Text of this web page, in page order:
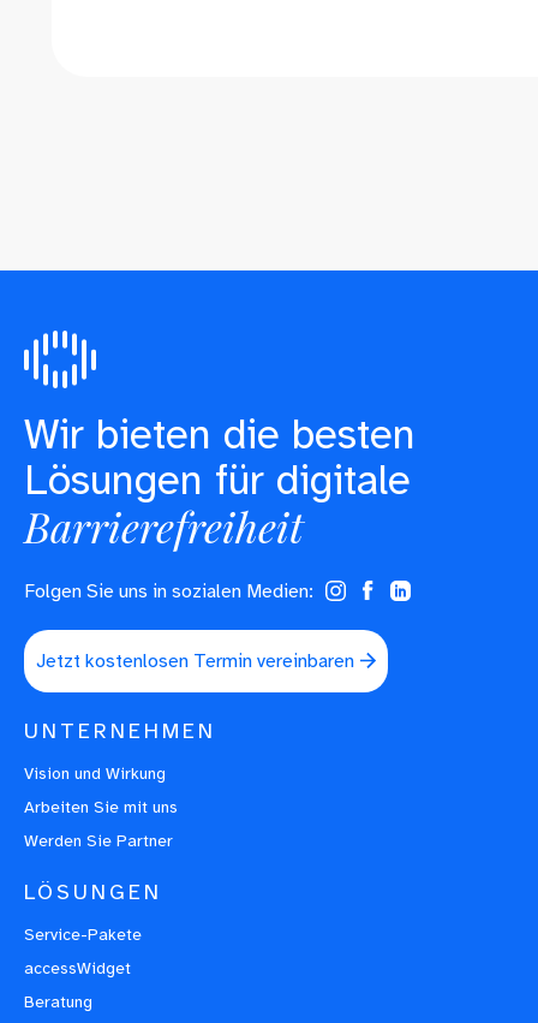
Wir bieten die besten
Lösungen für digitale
Barrierefreiheit
Folgen Sie uns in sozialen Medien:
Jetzt kostenlosen Termin vereinbaren
UNTERNEHMEN
Vision und Wirkung
Arbeiten Sie mit uns
Werden Sie Partner
LÖSUNGEN
Service-Pakete
accessWidget
Beratung